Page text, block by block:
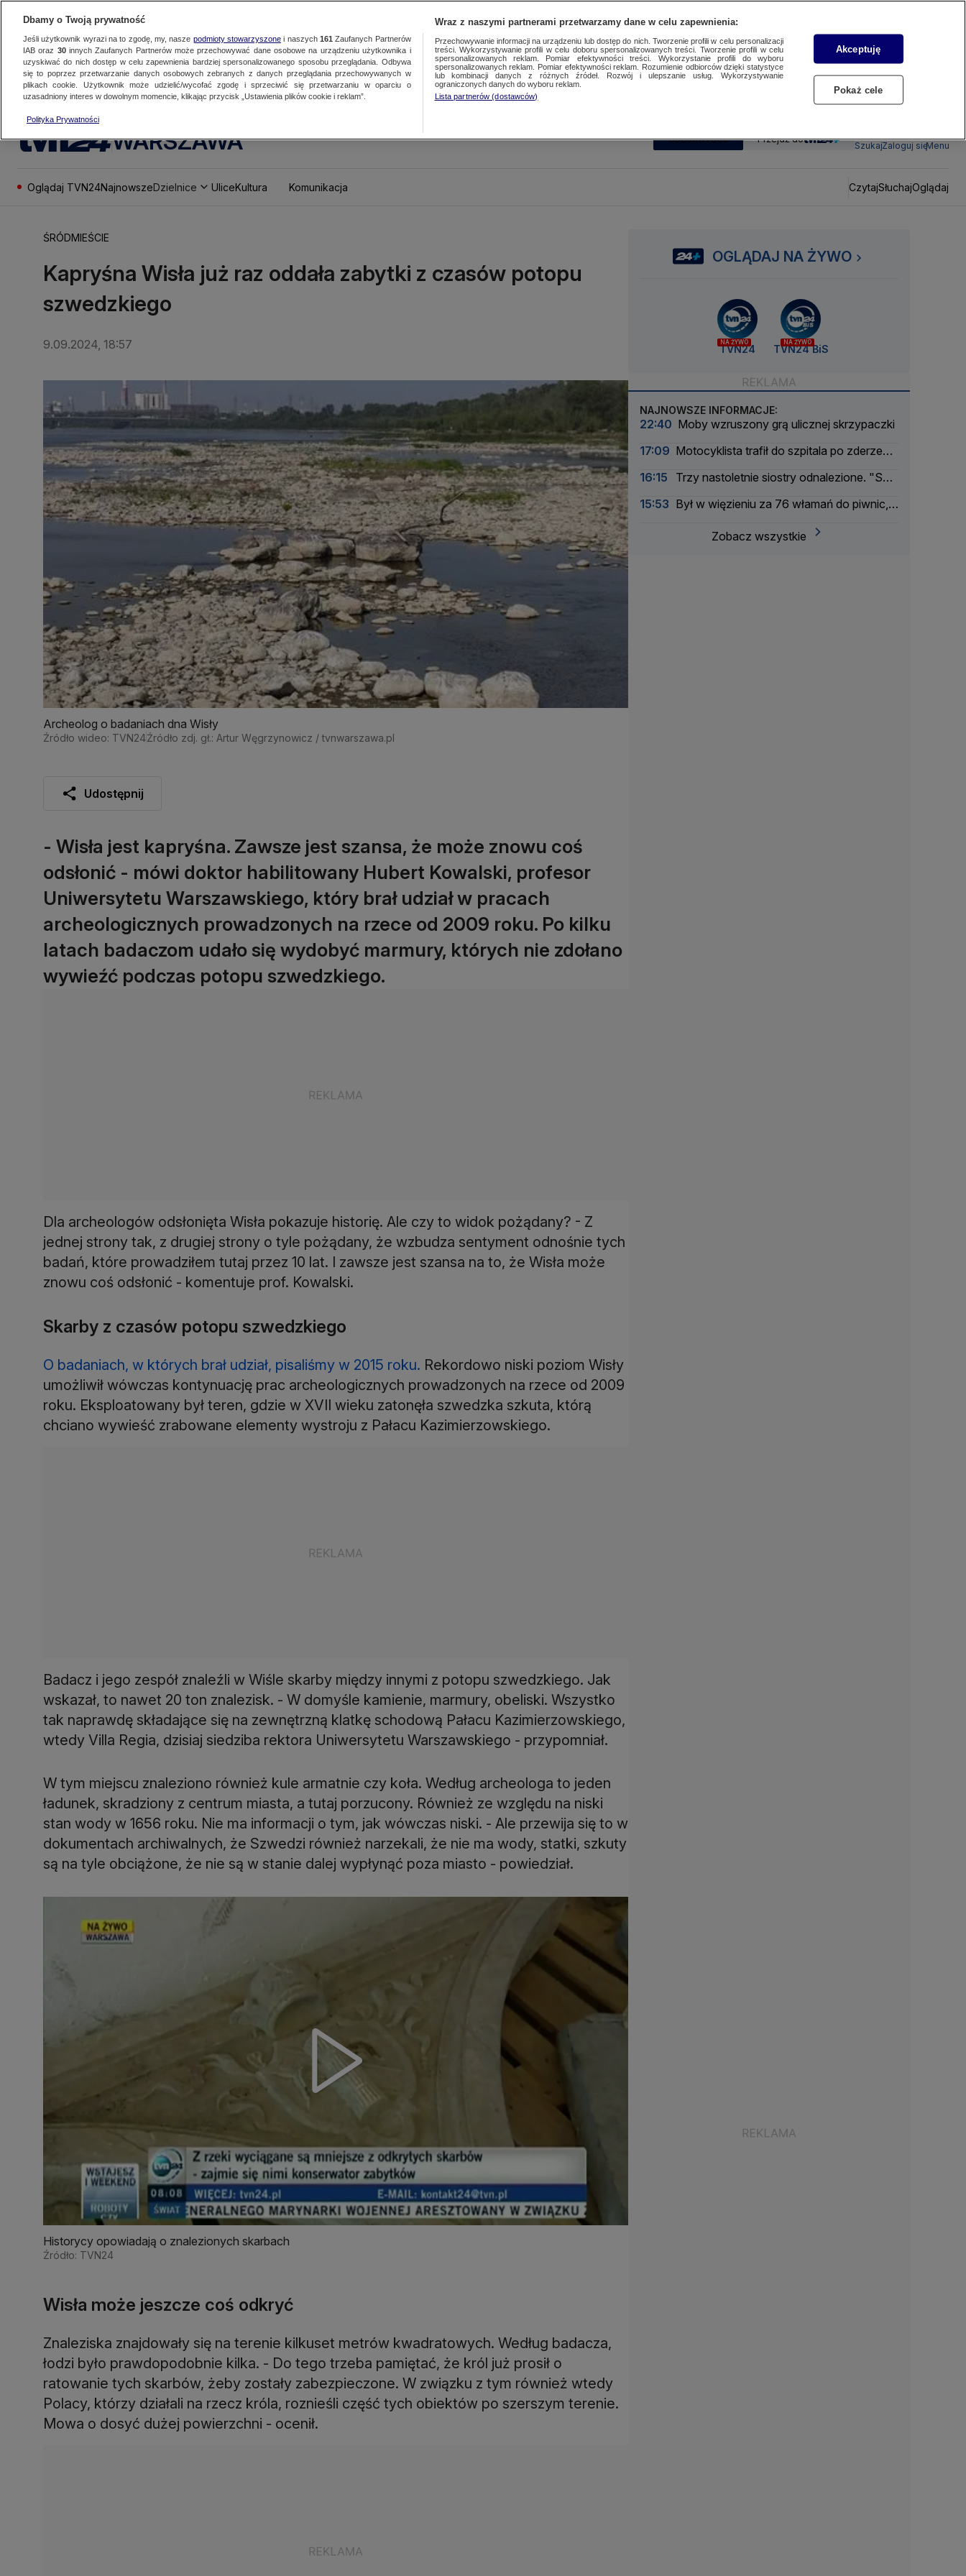
WARSZAWA SUBSKRYBUJ Przejdź do
SzukajZaloguj sięMenu
Oglądaj TVN24NajnowszeDzielnice UliceKultura Komunikacja CzytajSłuchajOglądaj
ŚRÓDMIEŚCIE
Kapryśna Wisła już raz oddała zabytki z czasów potopu
szwedzkiego
9.09.2024, 18:57
Archeolog o badaniach dna Wisły
Źródło wideo: TVN24Źródło zdj. gł.: Artur Węgrzynowicz / tvnwarszawa.pl
Udostępnij
- Wisła jest kapryśna. Zawsze jest szansa, że może znowu coś
odsłonić - mówi doktor habilitowany Hubert Kowalski, profesor
Uniwersytetu Warszawskiego, który brał udział w pracach
archeologicznych prowadzonych na rzece od 2009 roku. Po kilku
latach badaczom udało się wydobyć marmury, których nie zdołano
wywieźć podczas potopu szwedzkiego.
Dla archeologów odsłonięta Wisła pokazuje historię. Ale czy to widok pożądany? - Z
jednej strony tak, z drugiej strony o tyle pożądany, że wzbudza sentyment odnośnie tych
badań, które prowadziłem tutaj przez 10 lat. I zawsze jest szansa na to, że Wisła może
znowu coś odsłonić - komentuje prof. Kowalski.
Skarby z czasów potopu szwedzkiego
O badaniach, w których brał udział, pisaliśmy w 2015 roku. Rekordowo niski poziom Wisły
umożliwił wówczas kontynuację prac archeologicznych prowadzonych na rzece od 2009
roku. Eksploatowany był teren, gdzie w XVII wieku zatonęła szwedzka szkuta, którą
chciano wywieść zrabowane elementy wystroju z Pałacu Kazimierzowskiego.
Badacz i jego zespół znaleźli w Wiśle skarby między innymi z potopu szwedzkiego. Jak
wskazał, to nawet 20 ton znalezisk. - W domyśle kamienie, marmury, obeliski. Wszystko
tak naprawdę składające się na zewnętrzną klatkę schodową Pałacu Kazimierzowskiego,
wtedy Villa Regia, dzisiaj siedziba rektora Uniwersytetu Warszawskiego - przypomniał.
W tym miejscu znaleziono również kule armatnie czy koła. Według archeologa to jeden
ładunek, skradziony z centrum miasta, a tutaj porzucony. Również ze względu na niski
stan wody w 1656 roku. Nie ma informacji o tym, jak wówczas niski. - Ale przewija się to w
dokumentach archiwalnych, że Szwedzi również narzekali, że nie ma wody, statki, szkuty
są na tyle obciążone, że nie są w stanie dalej wypłynąć poza miasto - powiedział.
Historycy opowiadają o znalezionych skarbach
Źródło: TVN24
Wisła może jeszcze coś odkryć
Znaleziska znajdowały się na terenie kilkuset metrów kwadratowych. Według badacza,
łodzi było prawdopodobnie kilka. - Do tego trzeba pamiętać, że król już prosił o
ratowanie tych skarbów, żeby zostały zabezpieczone. W związku z tym również wtedy
Polacy, którzy działali na rzecz króla, roznieśli część tych obiektów po szerszym terenie.
Mowa o dosyć dużej powierzchni - ocenił.
OGLĄDAJ NA ŻYWO
NA ŻYWO
TVN24
NA ŻYWO
TVN24 BiS
NAJNOWSZE INFORMACJE:
22:40 Moby wzruszony grą ulicznej skrzypaczki
17:09 Motocyklista trafił do szpitala po zderzeniu
16:15
Trzy nastoletnie siostry odnalezione. "Są
15:53 Był w więzieniu za 76 włamań do piwnic,
Zobacz wszystkie
Dbamy o Twoją prywatność
Jeśli użytkownik wyrazi na to zgodę, my, nasze podmioty stowarzyszonei naszych 161 Zaufanych Partnerów
IAB oraz 30innych Zaufanych Partnerów może przechowywać dane osobowe na urządzeniu użytkownika i
uzyskiwać do nich dostęp w celu zapewnienia bardziej spersonalizowanego sposobu przeglądania. Odbywa
się to poprzez przetwarzanie danych osobowych zebranych z danych przeglądania przechowywanych w
plikach cookie. Użytkownik może udzielić/wycofać zgodę i sprzeciwić się przetwarzaniu w oparciu o
uzasadniony interes w dowolnym momencie, klikając przycisk „Ustawienia plików cookie i reklam”.
Polityka Prywatności
Wraz z naszymi partnerami przetwarzamy dane w celu zapewnienia:
Przechowywanie informacji na urządzeniu lub dostęp do nich. Tworzenie profili w celu personalizacji
treści. Wykorzystywanie profili w celu doboru spersonalizowanych treści. Tworzenie profili w celu
spersonalizowanych reklam. Pomiar efektywności treści. Wykorzystanie profili do wyboru
spersonalizowanych reklam. Pomiar efektywności reklam. Rozumienie odbiorców dzięki statystyce
lub kombinacji danych z różnych źródeł. Rozwój i ulepszanie usług. Wykorzystywanie
ograniczonych danych do wyboru reklam.
Lista partnerów (dostawców)
Akceptuję
Pokaż cele